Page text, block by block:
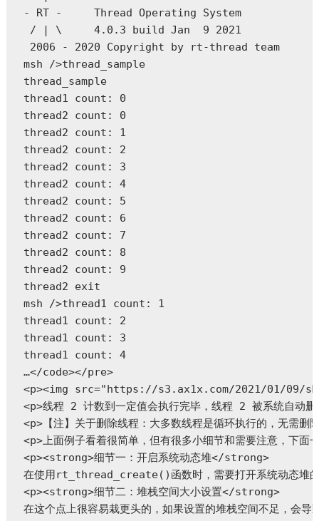
- RT -     Thread Operating System
/ | \     4.0.3 build Jan  9 2021
2006 - 2020 Copyright by rt-thread team
msh />thread_sample
thread_sample
thread1 count: 0
thread2 count: 0
thread2 count: 1
thread2 count: 2
thread2 count: 3
thread2 count: 4
thread2 count: 5
thread2 count: 6
thread2 count: 7
thread2 count: 8
thread2 count: 9
thread2 exit
msh />thread1 count: 1
thread1 count: 2
thread1 count: 3
thread1 count: 4
…</code></pre>
<p><img src="https://s3.ax1x.com/2021/01/09/
<p>线程 2 计数到一定值会执行完毕，线程 2 被系统自动
<p>【注】关于删除线程：大多数线程是循环执行的，无需
<p>上面例子看着很简单，但有很多小细节和需要注意，下面
<p><strong>细节一：开启系统动态堆</strong>
在使用rt_thread_create()函数时，需要打开系统动态堆
<p><strong>细节二：堆栈空间大小设置</strong>
在这个点上很容易栽更头的，如果设置的堆栈空间不足，会